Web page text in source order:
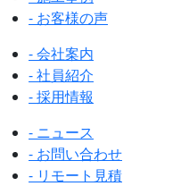
- お客様の声
- 会社案内
- 社員紹介
- 採用情報
- ニュース
- お問い合わせ
- リモート見積